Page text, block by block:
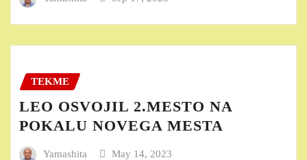
TEKME
LEO OSVOJIL 2.MESTO NA
POKALU NOVEGA MESTA
Yamashita May 14, 2023